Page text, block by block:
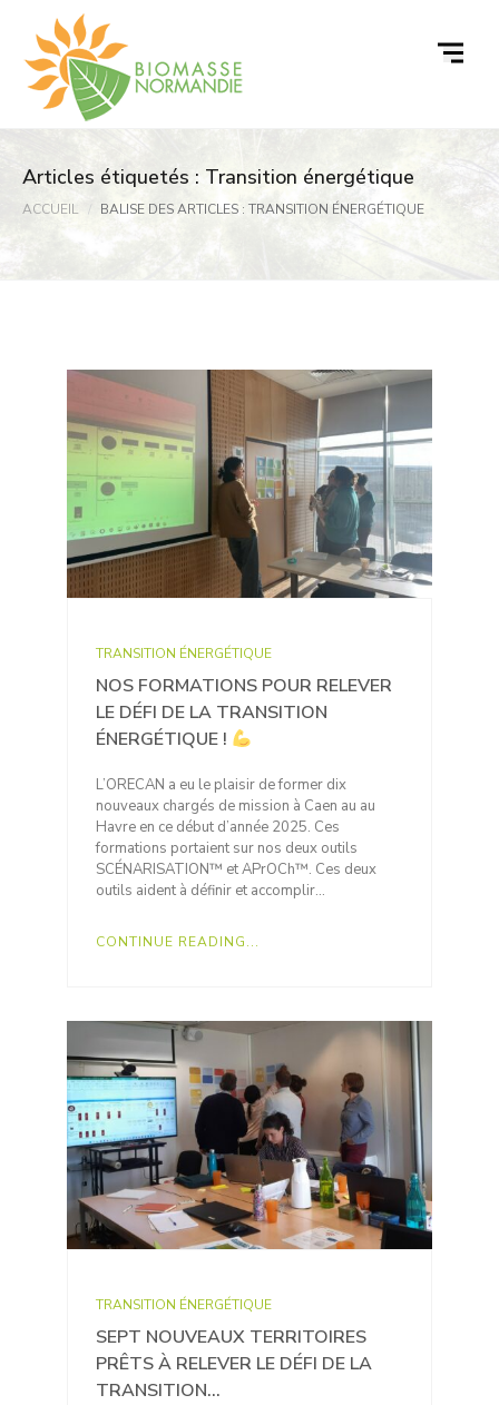
contenu
Articles étiquetés : Transition énergétique
ACCUEIL BALISE DES ARTICLES : TRANSITION ÉNERGÉTIQUE
TRANSITION ÉNERGÉTIQUE
NOS FORMATIONS POUR RELEVER
LE DÉFI DE LA TRANSITION
ÉNERGÉTIQUE !
L’ORECAN a eu le plaisir de former dix
nouveaux chargés de mission à Caen au au
Havre en ce début d’année 2025. Ces
formations portaient sur nos deux outils
SCÉNARISATION™ et APrOCh™. Ces deux
outils aident à définir et accomplir…
CONTINUE READING...
TRANSITION ÉNERGÉTIQUE
SEPT NOUVEAUX TERRITOIRES
PRÊTS À RELEVER LE DÉFI DE LA
TRANSITION...